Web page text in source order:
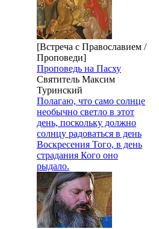
[Встреча с Православием /
Проповеди]
Проповедь на Пасху
Святитель Максим
Туринский
Полагаю, что само солнце
необычно светло в этот
день, поскольку должно
солнцу радоваться в день
Воскресения Того, в день
страдания Кого оно
рыдало.